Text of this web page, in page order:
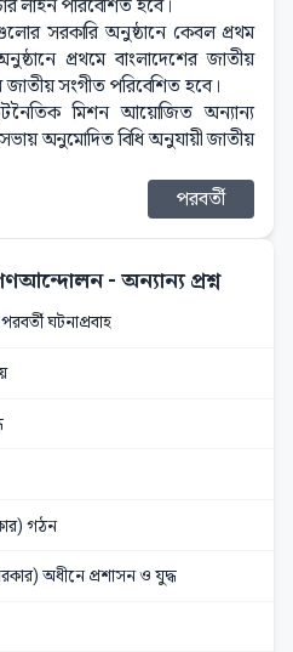
লাইন পরিবেশিত হবে।
সরকারি অনুষ্ঠানে কেবল প্রথম
প্রথমে বাংলাদেশের জাতীয়
জাতীয় সংগীত পরিবেশিত হবে।
কূটনৈতিক মিশন আয়োজিত অন্যান্য
অনুমোদিত বিধি অনুযায়ী জাতীয়
পরবর্তী
গণআন্দোলন- অন্যান্য প্রশ্ন
ঘটনাপ্রবাহ
গঠন
অধীনে প্রশাসন ও যুদ্ধ